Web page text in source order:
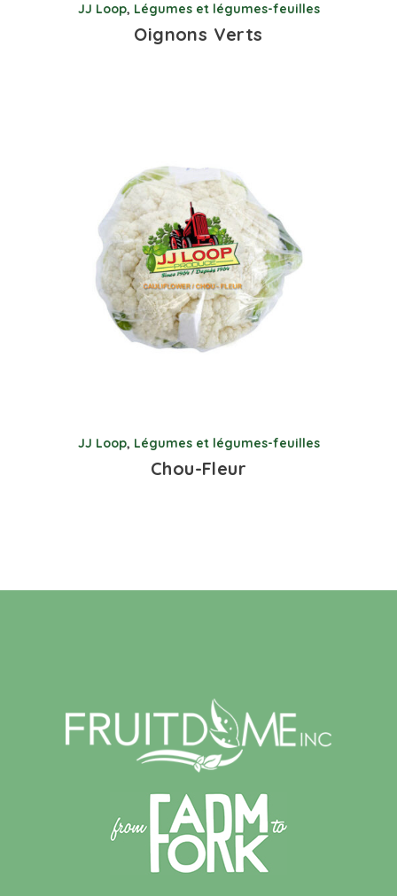
JJ Loop, Légumes et légumes-feuilles
Oignons Verts
JJ Loop, Légumes et légumes-feuilles
Chou-Fleur